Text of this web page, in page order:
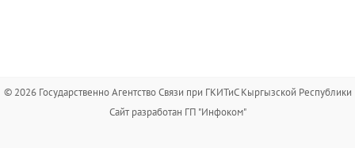
© 2026 Государственно Агентство Связи при ГКИТиС Кыргызской Республики
Сайт разработан ГП "Инфоком"